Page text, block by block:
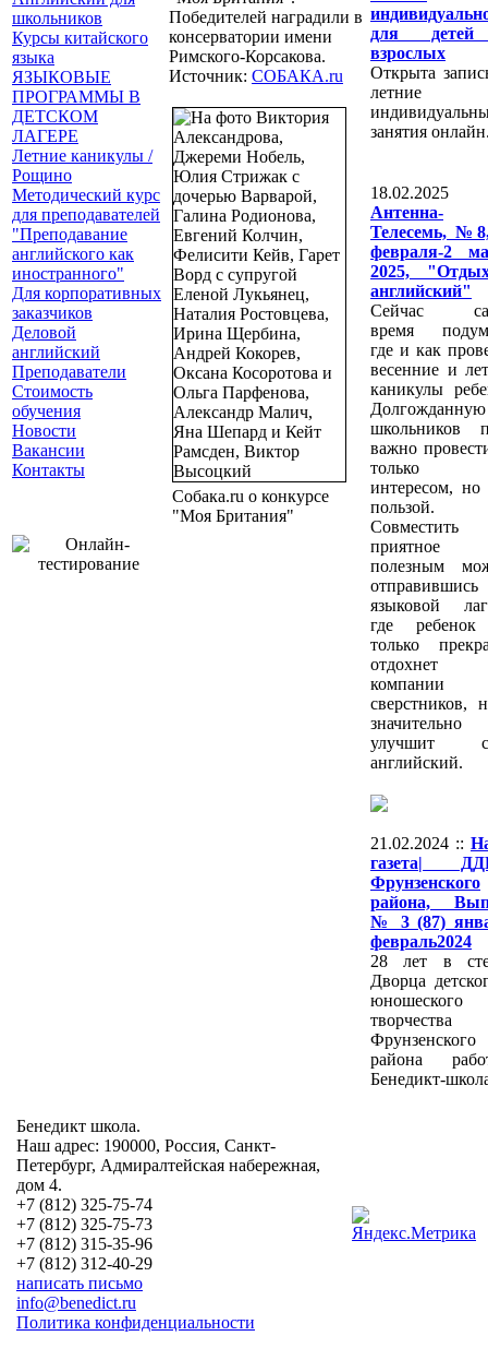
школьников
Курсы китайского
языка
ЯЗЫКОВЫЕ
ПРОГРАММЫ В
ДЕТСКОМ
ЛАГЕРЕ
Летние каникулы /
Рощино
Методический курс
для преподавателей
"Преподавание
английского как
иностранного"
Для корпоративных
заказчиков
Деловой
английский
Преподаватели
Стоимость
обучения
Новости
Вакансии
Контакты
Победителей наградили в
консерватории имени
Римского-Корсакова.
Источник: СОБАКА.ru
Cобака.ru о конкурсе
"Моя Британия"
для
взрослых
Открыта
летние
занятия
Антенна-
Телесемь,
февраля-2
2025,
английский"
Сейчас
время
где и как
весенние и
каникулы
Долгожданную
школьников
важно
интересом,
пользой.
Совместить
полезным
языковой
где
только
компании
сверстников,
значительно
улучшит
английский.
21.02.2024 ::
газета|
Фрунзенского
района,
№ 3 (87)
февраль2024
28 лет в
Дворца
юношеского
творчества
Фрунзенского
района
Бенедикт-
Бенедикт школа.
Наш адрес: 190000, Россия, Санкт-
Петербург, Адмиралтейская набережная,
дом 4.
+7 (812) 325-75-74
+7 (812) 325-75-73
+7 (812) 315-35-96
+7 (812) 312-40-29
написать письмо
info@benedict.ru
Политика конфиденциальности